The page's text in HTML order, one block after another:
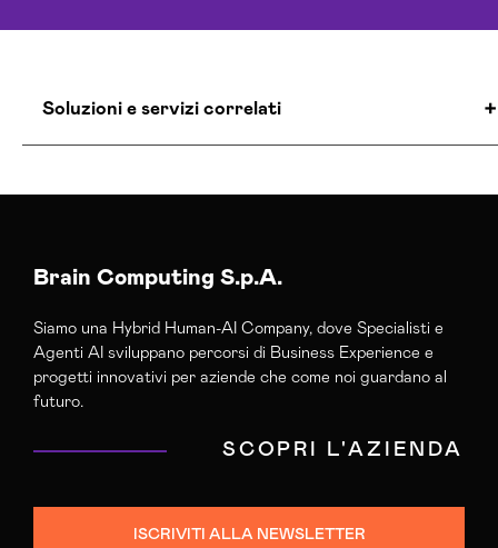
Soluzioni e servizi correlati
Agenzia E-commerce Shopify Rieti
Agenzia Posizionamento Seo Rieti
Agenzia Social Media Marketing Rieti
Agenzia Web Marketing Rieti
Campagne Advertising Rieti
Brain Computing S.p.A.
Siamo una Hybrid Human-AI Company, dove Specialisti e
Agenti AI sviluppano percorsi di Business Experience e
progetti innovativi per aziende che come noi guardano al
futuro.
SCOPRI L'AZIENDA
ISCRIVITI ALLA NEWSLETTER